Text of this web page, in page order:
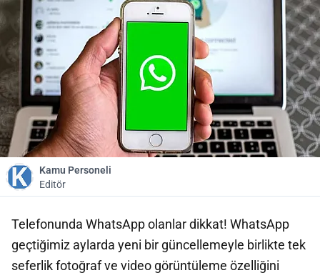
Kamu Personeli
Editör
Telefonunda WhatsApp olanlar dikkat! WhatsApp
geçtiğimiz aylarda yeni bir güncellemeyle birlikte tek
seferlik fotoğraf ve video görüntüleme özelliğini